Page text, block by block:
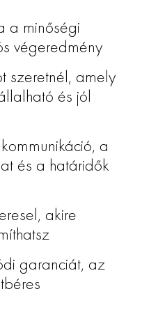
a minőségi
végeredmény
szeretnél, amely
és jól
a
és a határidők
akire
garanciát, az